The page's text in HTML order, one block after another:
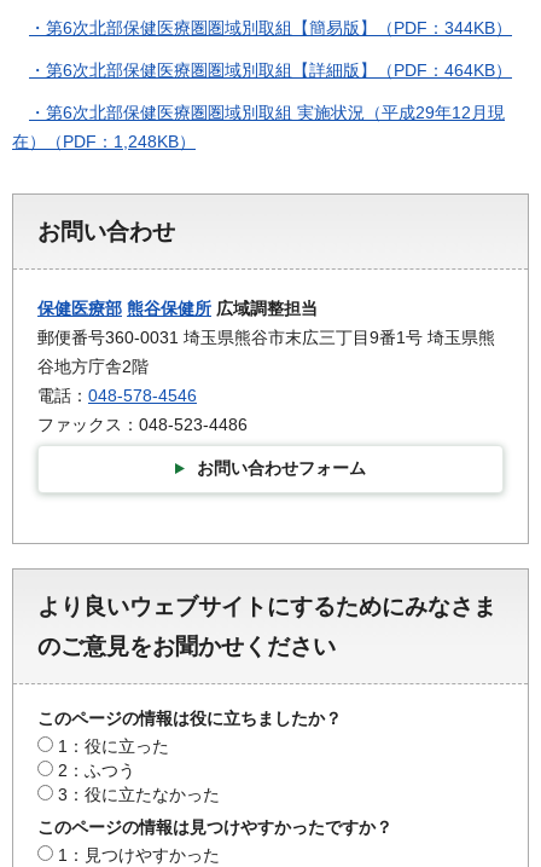
・第6次北部保健医療圏圏域別取組【簡易版】（PDF：344KB）
・第6次北部保健医療圏圏域別取組【詳細版】（PDF：464KB）
・第6次北部保健医療圏圏域別取組 実施状況（平成29年12月現
在）（PDF：1,248KB）
お問い合わせ
保健医療部 熊谷保健所 広域調整担当
郵便番号360-0031 埼玉県熊谷市末広三丁目9番1号 埼玉県熊
谷地方庁舎2階
電話： 048-578-4546
ファックス：048-523-4486
お問い合わせフォーム
より良いウェブサイトにするためにみなさま
のご意見をお聞かせください
このページの情報は役に立ちましたか？
1：役に立った
2：ふつう
3：役に立たなかった
このページの情報は見つけやすかったですか？
1：見つけやすかった